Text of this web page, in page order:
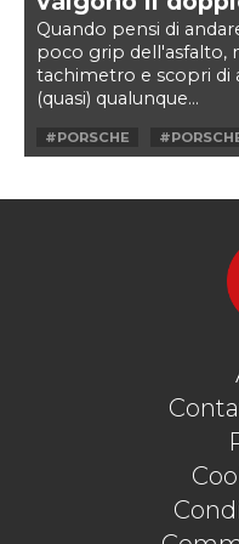
Quando pensi di
poco grip dell'asfalto,
tachimetro e scopri di
(quasi) qualunque...
#PORSCHE
#PORSCHE 911 992
#PORSCHE 911 TURBO
#PORSCHE 911 TURBO 992
#PORSCHE 911 TURBO
#PORSCHE 911 TURBO
#PORSCHE 911 TURBO